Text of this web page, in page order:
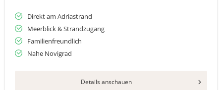
Direkt am Adriastrand
Meerblick & Strandzugang
Familienfreundlich
Nahe Novigrad
Details anschauen